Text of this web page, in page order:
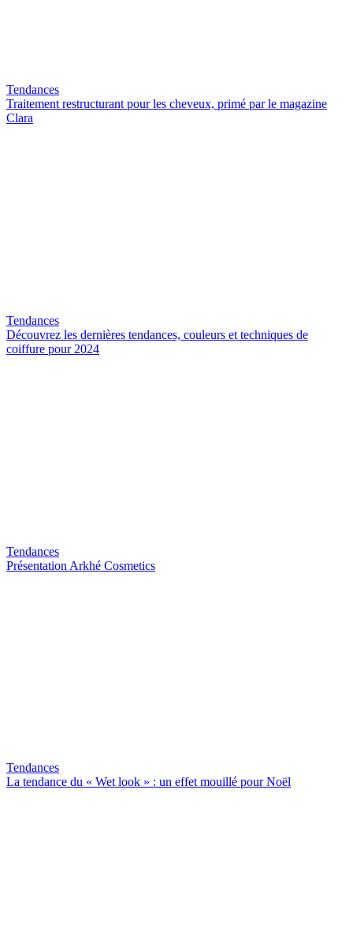
Tendances
Traitement restructurant pour les cheveux, primé par le magazine
Clara
Tendances
Découvrez les dernières tendances, couleurs et techniques de
coiffure pour 2024
Tendances
Présentation Arkhé Cosmetics
Tendances
La tendance du « Wet look » : un effet mouillé pour Noël